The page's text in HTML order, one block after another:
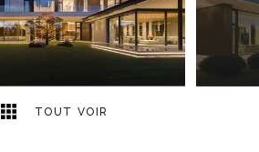
TOUT VOIR